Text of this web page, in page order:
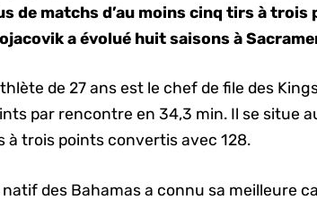
de matchs d’au moins cinq tirs à trois
a évolué huit saisons à
de 27 ans est le chef de file des
par rencontre en 34,3 min. Il se situe
à trois points convertis avec 128.
natif des Bahamas a connu sa meilleure